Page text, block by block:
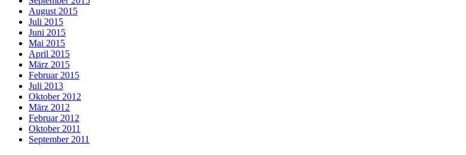
August 2015
Juli 2015
Juni 2015
Mai 2015
April 2015
März 2015
Februar 2015
Juli 2013
Oktober 2012
März 2012
Februar 2012
Oktober 2011
September 2011